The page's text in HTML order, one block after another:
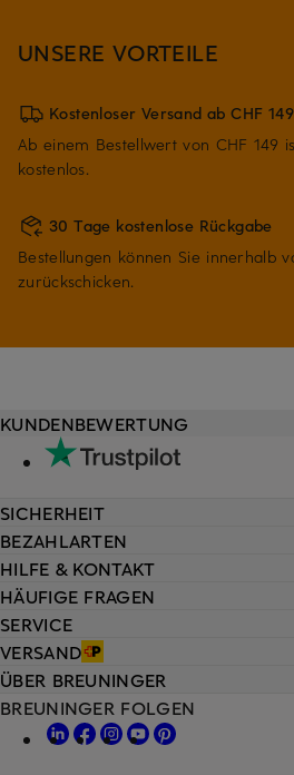
UNSERE VORTEILE
Kostenloser Versand ab CHF 149
Ab einem Bestellwert von CHF 149
kostenlos.
30 Tage kostenlose Rückgabe
Bestellungen können Sie innerhalb
zurückschicken.
HILFE & KONTAKT
HÄUFIGE FRAGEN
SERVICE
VERSAND
KUNDENBEWERTUNG
SICHERHEIT
BEZAHLARTEN
ÜBER BREUNINGER
BREUNINGER FOLGEN